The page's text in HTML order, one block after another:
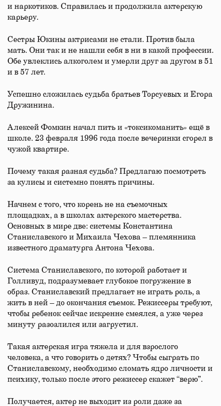
и наркотиков. Справилась и продолжила актерскую
карьеру.
Сестры Юкины актрисами не стали. Против была
мать. Они так и не нашли себя в ни в какой профессии.
Обе увлеклись алкоголем и умерли друг за другом в 51
и в 57 лет.
Успешно сложилась судьба братьев Торсуевых и Егора
Дружинина.
Алексей Фомкин начал пить и «токсикоманить» ещё в
школе. 23 февраля 1996 года после вечеринки сгорел в
чужой квартире.
Почему такая разная судьба? Предлагаю посмотреть
за кулисы и системно понять причины.
Начнем с того, что корень не на съемочных
площадках, а в школах актерского мастерства.
Основных в мире две: системы Константина
Станиславского и Михаила Чехова – племянника
известного драматурга Антона Чехова.
Система Станиславского, по которой работает и
Голливуд, подразумевает глубокое погружение в
образ. Станиславский предлагает не играть роль, а
жить в ней – до окончания съемок. Режиссеры требуют,
чтобы ребенок сейчас искренне смеялся, а уже через
минуту разозлился или загрустил.
Такая актерская игра тяжела и для взрослого
человека, а что говорить о детях? Чтобы сыграть по
Станиславскому, необходимо сломать ядро личности и
психику, только после этого режиссер скажет “верю”.
Получается, актер не выходит из роли даже за